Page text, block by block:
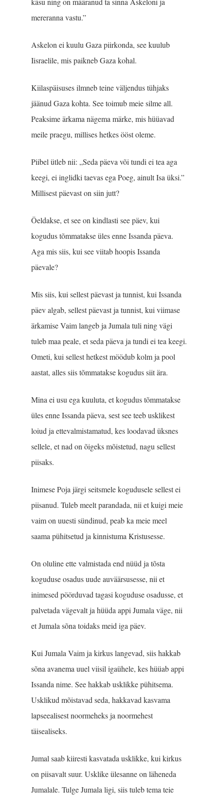
mereranna vastu.”
Askelon ei kuulu Gaza piirkonda, see kuulub
Iisraelile, mis paikneb Gaza kohal.
Kiilaspäisuses ilmneb teine väljendus tühjaks
jäänud Gaza kohta. See toimub meie silme all.
Peaksime ärkama nägema märke, mis hüüavad
meile praegu, millises hetkes ööst oleme.
Piibel ütleb nii: „Seda päeva või tundi ei tea aga
keegi, ei inglidki taevas ega Poeg, ainult Isa üksi.”
Millisest päevast on siin jutt?
Öeldakse, et see on kindlasti see päev, kui
kogudus tõmmatakse üles enne Issanda päeva.
Aga mis siis, kui see viitab hoopis Issanda
päevale?
Mis siis, kui sellest päevast ja tunnist, kui Issanda
päev algab, sellest päevast ja tunnist, kui viimase
ärkamise Vaim langeb ja Jumala tuli ning vägi
tuleb maa peale, et seda päeva ja tundi ei tea keegi.
Ometi, kui sellest hetkest möödub kolm ja pool
aastat, alles siis tõmmatakse kogudus siit ära.
Mina ei usu ega kuuluta, et kogudus tõmmatakse
üles enne Issanda päeva, sest see teeb usklikest
loiud ja ettevalmistamatud, kes loodavad üksnes
sellele, et nad on õigeks mõistetud, nagu sellest
piisaks.
Inimese Poja järgi seitsmele kogudusele sellest ei
piisanud. Tuleb meelt parandada, nii et kuigi meie
vaim on uuesti sündinud, peab ka meie meel
saama pühitsetud ja kinnistuma Kristusesse.
On oluline ette valmistada end nüüd ja tõsta
koguduse osadus uude auväärsusesse, nii et
inimesed pöörduvad tagasi koguduse osadusse, et
palvetada vägevalt ja hüüda appi Jumala väge, nii
et Jumala sõna toidaks meid iga päev.
Kui Jumala Vaim ja kirkus langevad, siis hakkab
sõna avanema uuel viisil igaühele, kes hüüab appi
Issanda nime. See hakkab usklikke pü­hitsema.
Usklikud mõistavad seda, hakkavad kasvama
lapseealisest noormeheks ja noormehest
täisealiseks.
Jumal saab kiiresti kasvatada usklikke, kui kirkus
on piisavalt suur. Usklike ülesanne on läheneda
Jumalale. Tulge Jumala ligi, siis tuleb tema teie